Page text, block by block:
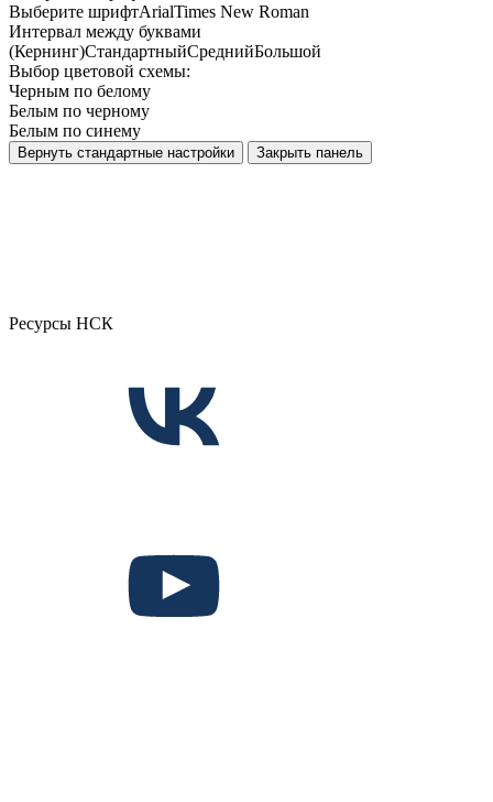
Выберите шрифтArialTimes New Roman
Интервал между буквами
(Кернинг)СтандартныйСреднийБольшой
Выбор цветовой схемы:
Черным по белому
Белым по черному
Белым по синему
Вернуть стандартные настройки Закрыть панель
Ресурсы НСК